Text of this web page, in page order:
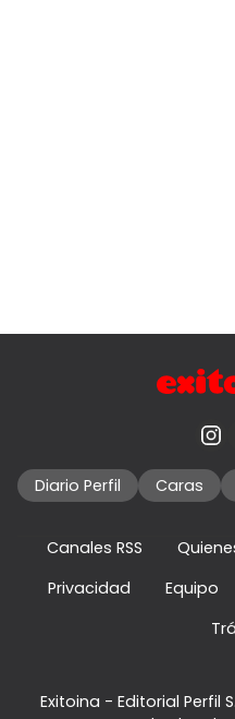
Diario Perfil Caras
Canales RSS
Privacidad
Equipo
Exitoina - Editorial Perfil